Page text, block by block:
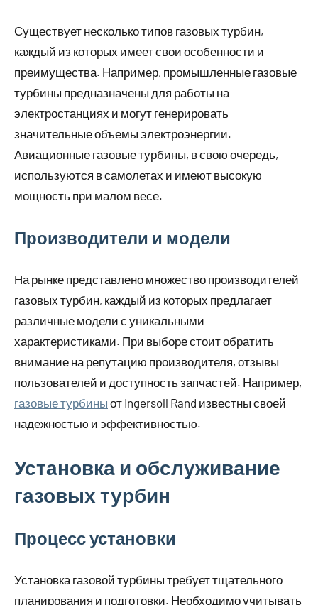
Существует несколько типов газовых турбин,
каждый из которых имеет свои особенности и
преимущества. Например, промышленные газовые
турбины предназначены для работы на
электростанциях и могут генерировать
значительные объемы электроэнергии.
Авиационные газовые турбины, в свою очередь,
используются в самолетах и имеют высокую
мощность при малом весе.
Производители и модели
На рынке представлено множество производителей
газовых турбин, каждый из которых предлагает
различные модели с уникальными
характеристиками. При выборе стоит обратить
внимание на репутацию производителя, отзывы
пользователей и доступность запчастей. Например,
газовые турбины от Ingersoll Rand известны своей
надежностью и эффективностью.
Установка и обслуживание
газовых турбин
Процесс установки
Установка газовой турбины требует тщательного
планирования и подготовки. Необходимо учитывать